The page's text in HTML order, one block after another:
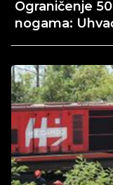
Ograničenje
nogama: